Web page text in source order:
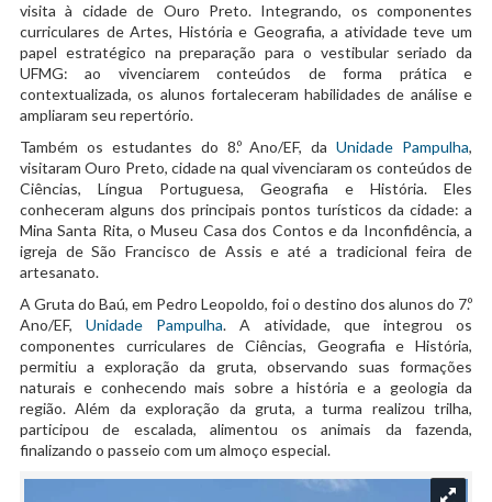
visita à cidade de Ouro Preto. Integrando, os componentes
curriculares de Artes, História e Geografia, a atividade teve um
papel estratégico na preparação para o vestibular seriado da
UFMG: ao vivenciarem conteúdos de forma prática e
contextualizada, os alunos fortaleceram habilidades de análise e
ampliaram seu repertório.
Também os estudantes do 8.º Ano/EF, daUnidade Pampulha,
visitaram Ouro Preto, cidade na qual vivenciaram os conteúdos de
Ciências, Língua Portuguesa, Geografia e História. Eles
conheceram alguns dos principais pontos turísticos da cidade: a
Mina Santa Rita, o Museu Casa dos Contos e da Inconfidência, a
igreja de São Francisco de Assis e até a tradicional feira de
artesanato.
A Gruta do Baú, em Pedro Leopoldo, foi o destino dos alunos do 7.º
Ano/EF,Unidade Pampulha. A atividade, que integrou os
componentes curriculares de Ciências, Geografia e História,
permitiu a exploração da gruta, observando suas formações
naturais e conhecendo mais sobre a história e a geologia da
região. Além da exploração da gruta, a turma realizou trilha,
participou de escalada, alimentou os animais da fazenda,
finalizando o passeio com um almoço especial.